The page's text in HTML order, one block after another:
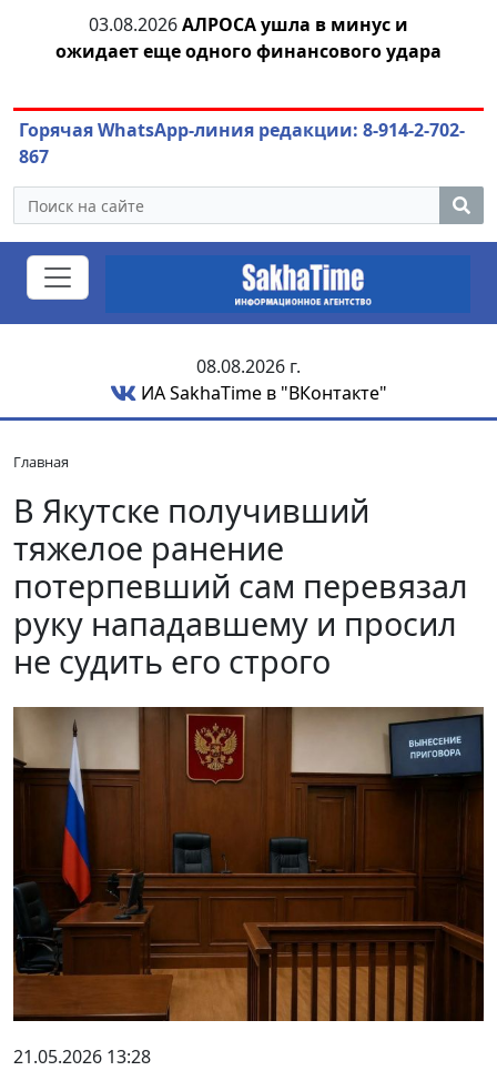
03.08.2026АЛРОСА ушла в минус и
ожидает еще одного финансового удара
Горячая WhatsApp-линия редакции: 8-914-2-702-
867
08.08.2026 г.
ИА SakhaTime в "ВКонтакте"
Главная
В Якутске получивший
тяжелое ранение
потерпевший сам перевязал
руку нападавшему и просил
не судить его строго
21.05.2026 13:28